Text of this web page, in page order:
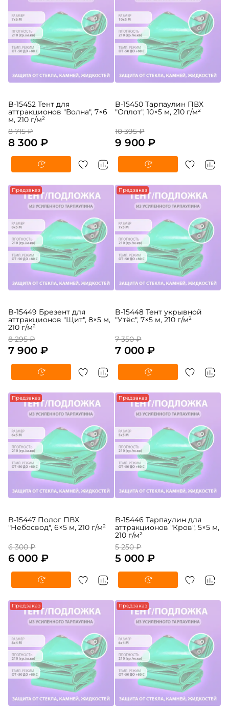
B-15452 Тент для
аттракционов "Волна", 7×6
м, 210 г/м²
8 715 ₽
8 300 ₽
B-15450 Тарпаулин ПВХ
10 395 ₽
9 900 ₽
Предзаказ
B-15449 Брезент для
аттракционов "Щит", 8×5 м,
210 г/м²
8 295 ₽
7 900 ₽
Предзаказ
"Утёс", 7×5 м, 210 г/м²
7 350 ₽
7 000 ₽
Предзаказ
"Небосвод", 6×5 м, 210 г/м²
6 300 ₽
6 000 ₽
Предзаказ
B-15446 Тарпаулин для
аттракционов "Кров", 5×5 м,
210 г/м²
5 250 ₽
5 000 ₽
Предзаказ Предзаказ